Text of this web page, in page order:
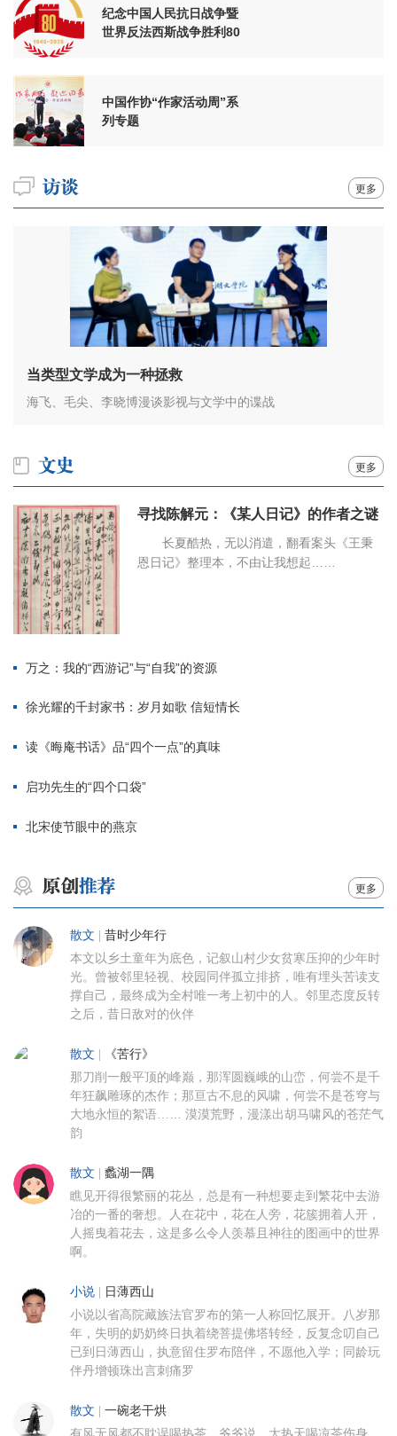
纪念中国人民抗日战争暨
世界反法西斯战争胜利80
中国作协“作家活动周”系
列专题
更多
当类型文学成为一种拯救
海飞、毛尖、李晓博漫谈影视与文学中的谍战
更多
寻找陈解元：《某人日记》的作者之谜
长夏酷热，无以消遣，翻看案头《王秉
恩日记》整理本，不由让我想起……
万之：我的“西游记”与“自我”的资源
徐光耀的千封家书：岁月如歌 信短情长
读《晦庵书话》品“四个一点”的真味
启功先生的“四个口袋”
北宋使节眼中的燕京
更多
散文 昔时少年行
本文以乡土童年为底色，记叙山村少女贫寒压抑的少年时
光。曾被邻里轻视、校园同伴孤立排挤，唯有埋头苦读支
撑自己，最终成为全村唯一考上初中的人。邻里态度反转
之后，昔日敌对的伙伴
散文 《苦行》
那刀削一般平顶的峰巅，那浑圆巍峨的山峦，何尝不是千
年狂飙雕琢的杰作；那亘古不息的风啸，何尝不是苍穹与
大地永恒的絮语…… 漠漠荒野，漫漾出胡马啸风的苍茫气
韵
散文 蠡湖一隅
瞧见开得很繁丽的花丛，总是有一种想要走到繁花中去游
冶的一番的奢想。人在花中，花在人旁，花簇拥着人开，
人摇曳着花去，这是多么令人羡慕且神往的图画中的世界
啊。
小说 日薄西山
小说以省高院藏族法官罗布的第一人称回忆展开。八岁那
年，失明的奶奶终日执着绕菩提佛塔转经，反复念叨自己
已到日薄西山，执意留住罗布陪伴，不愿他入学；同龄玩
伴丹增顿珠出言刺痛罗
散文 一碗老干烘